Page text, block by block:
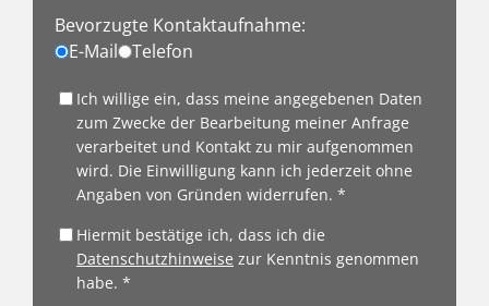
Bevorzugte Kontaktaufnahme:
E-Mail
Telefon
Ich willige ein, dass meine angegebenen Daten
zum Zwecke der Bearbeitung meiner Anfrage
verarbeitet und Kontakt zu mir aufgenommen
wird. Die Einwilligung kann ich jederzeit ohne
Angaben von Gründen widerrufen. *
Hiermit bestätige ich, dass ich die
Datenschutzhinweise zur Kenntnis genommen
habe. *